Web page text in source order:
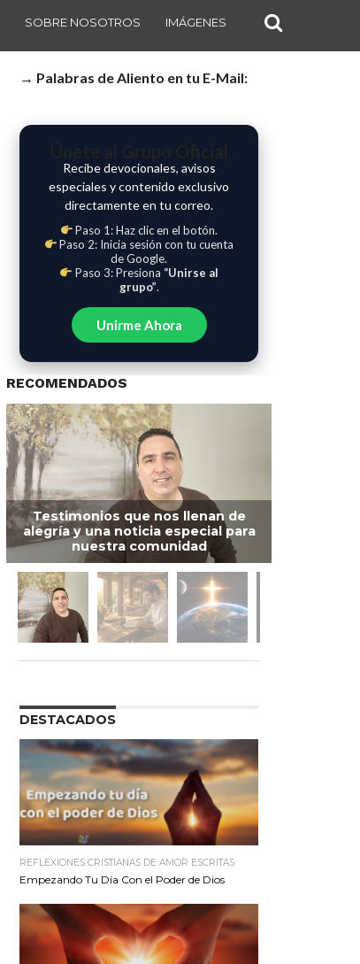
SOBRE NOSOTROS IMÁGENES
→ Palabras de Aliento en tu E-Mail:
Recibe devocionales, avisos
especiales y contenido exclusivo
directamente en tu correo.
Paso 1: Haz clic en el botón.
Paso 2: Inicia sesión con tu cuenta
de Google.
Paso 3: Presiona “Unirse al
grupo”.
Unirme Ahora
RECOMENDADOS
Testimonios que nos llenan de
alegría y una noticia especial para
nuestra comunidad
DESTACADOS
REFLEXIONES CRISTIANAS DE AMOR ESCRITAS
Empezando Tu Día Con el Poder de Dios